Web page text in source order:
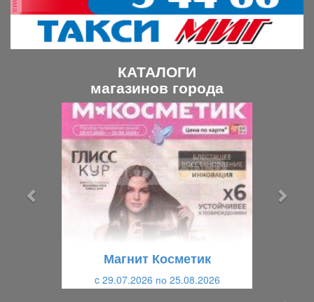
КАТАЛОГИ
магазинов города
Магнит Косметик
c 29.07.2026 по 25.08.2026